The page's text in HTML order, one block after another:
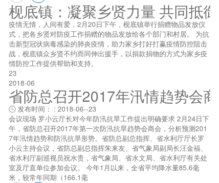
枧底镇：凝聚乡贤力量 共同抵
疫情无情，人间有爱，2月20日下午，枧底镇举行捐赠物品发放仪
式，把各乡贤对防疫工作捐赠的物品发放给各个部门和村居。 为抗
击新型冠状病毒感染的肺炎疫情，助力家乡打好打赢疫情防控阻击
战，枧底镇众乡贤不约而同伸出援手，以捐款捐物的方式为家乡疫
情防控工作提供帮助和支持。
23
2018-06
省防总召开2017年汛情趋势会
发布时间： : 2018-06--23
会议现场 罗小云厅长对今年防汛抗旱工作提出明确要求 2月24日下
午，省防总召开2017年第一次防汛抗旱趋势会商会，分析预测201
7年汛情趋势和防汛抗旱形势。省防总副总指挥、省水利厅厅长罗
小云主持会议，省防总副总指挥朱来友、省气象局副局长汪金福、
省水利厅副巡视员祝水贵，省气象局、省水文局、省水利厅有关处
室及厅直单位参加会议。 今年1月以来，全省平均降水量85.6毫
米，较常年同期（166.1毫